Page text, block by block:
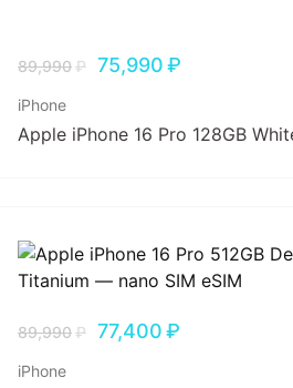
89,990₽ 75,990₽
iPhone
Apple iPhone 16 Pro 128GB
89,990₽ 77,400₽
iPhone